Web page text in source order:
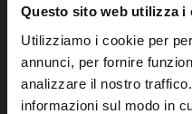
Questo sito web utilizza i
Utilizziamo i cookie per
annunci, per fornire
analizzare il nostro
informazioni sul modo in
Ho letto e